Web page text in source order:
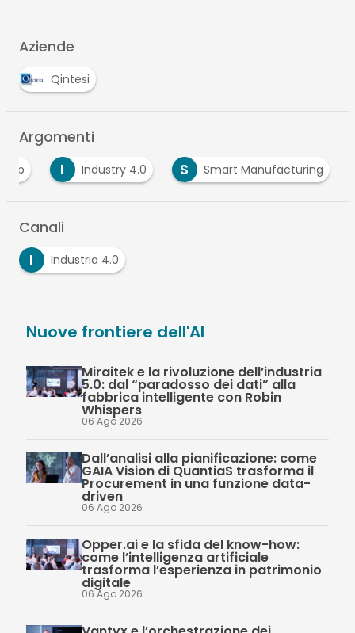
Aziende
Qintesi
Argomenti
erp I Industry 4.0 S Smart Manufacturing
Canali
I
Industria 4.0
Nuove frontiere dell'AI
Miraitek e la rivoluzione dell’industria
5.0: dal “paradosso dei dati” alla
fabbrica intelligente con Robin
Whispers
06 Ago 2026
Dall’analisi alla pianificazione: come
GAIA Vision di QuantiaS trasforma il
Procurement in una funzione data-
driven
06 Ago 2026
Opper.ai e la sfida del know-how:
come l’intelligenza artificiale
trasforma l’esperienza in patrimonio
digitale
06 Ago 2026